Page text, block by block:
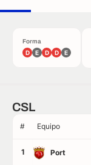
Forma
D E D D E
CSL
# Equipo
1 Port